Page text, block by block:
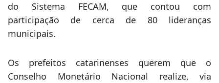
do Sistema FECAM, que contou com
participação de cerca de 80 lideranças
municipais.
Os prefeitos catarinenses querem que o
Conselho Monetário Nacional realize, via